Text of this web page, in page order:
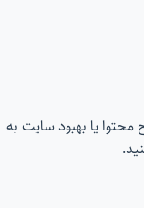
یا بهبود سایت به